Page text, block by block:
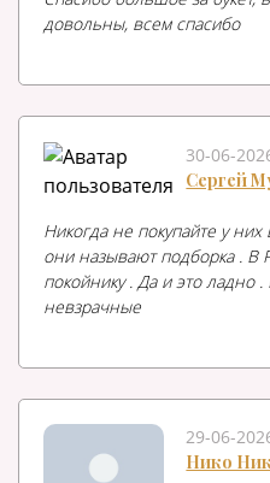
довольны, всем спасибо
30-06-
Сергей
Никогда не покупайте у
они называют подборка . В
покойнику . Да и это ладно
невзрачные
29-06-
Нико